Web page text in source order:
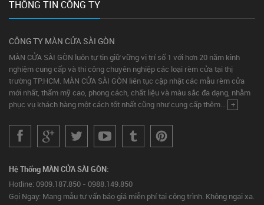
THÔNG TIN CÔNG TY
CÔNG TY MÀN CỬA SÀI GÒN
MÀN CỬA SÀI GÒN luôn tự tin giữ vững vị trí số 1 với hơn 20 năm kinh
nghiệm cung cấp và thi công chuyên nghiệp các loại rèm cửa tại thị
trường TP.HCM. MÀN CỬA SÀI GÒN liên tục cập nhật các mẫu rèm cửa
mới nhất, thẩm mỹ cao, phong cách, chất liệu và màu sắc đa dạng, nhằm
phục vụ khách hàng một cách tốt nhất cũng như cung cấp thêm... +
Hệ Thống MÀN CỬA SÀI GÒN:
Hotline: 0909.187.850 - 0988.149.850
Gọi Ngay: Mang mẫu tư vấn báo giá miễn phí tại công trình. Không ngại xa.